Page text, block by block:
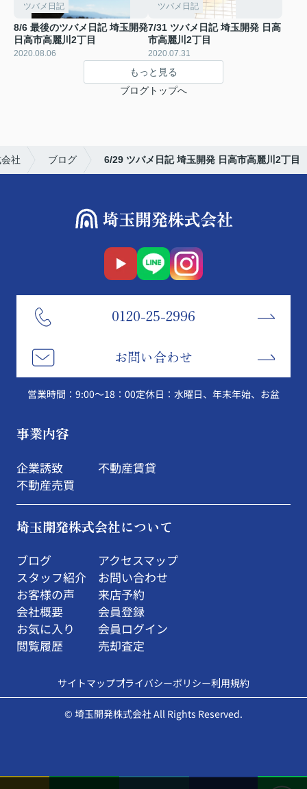
ツバメ日記
8/6 最後のツバメ日記 埼玉開発
日高市高麗川2丁目
2020.08.06
ツバメ日記
7/31 ツバメ日記 埼玉開発 日高
市高麗川2丁目
2020.07.31
もっと見る
ブログトップへ
社 ブログ 6/29 ツバメ日記 埼玉開発 日高市高麗川2丁目
0120-25-2996
お問い合わせ
営業時間：9:00～18：00定休日：水曜日、年末年始、お盆
事業内容
企業誘致
不動産売買
不動産賃貸
埼玉開発株式会社について
ブログ
スタッフ紹介
お客様の声
会社概要
お気に入り
閲覧履歴
アクセスマップ
お問い合わせ
来店予約
会員登録
会員ログイン
売却査定
サイトマッププライバシーポリシー利用規約
© 埼玉開発株式会社 All Rights Reserved.